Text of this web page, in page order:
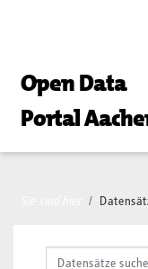
Open Data
Portal